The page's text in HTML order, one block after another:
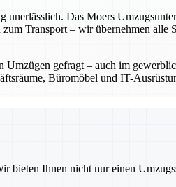
Das Moers
Transport – wir übernehmen
gefragt – auch im
Büromöbel und IT-
bieten Ihnen nicht nur einen